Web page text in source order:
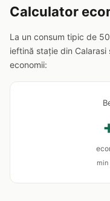
Calculator
La un consum tipic de
ieftină stație din
economii:
min